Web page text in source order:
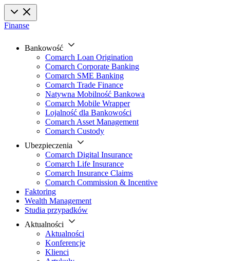
Finanse
Bankowość
Comarch Loan Origination
Comarch Corporate Banking
Comarch SME Banking
Comarch Trade Finance
Natywna Mobilność Bankowa
Comarch Mobile Wrapper
Lojalność dla Bankowości
Comarch Asset Management
Comarch Custody
Ubezpieczenia
Comarch Digital Insurance
Comarch Life Insurance
Comarch Insurance Claims
Comarch Commission & Incentive
Faktoring
Wealth Management
Studia przypadków
Aktualności
Aktualności
Konferencje
Klienci